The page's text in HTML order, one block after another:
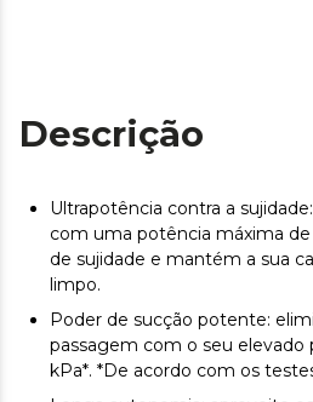
Descrição
Ultrapotência contra a
com uma potência máxima de
de sujidade e mantém a sua
limpo.
Poder de sucção potente:
passagem com o seu elevado
kPa*. *De acordo com os